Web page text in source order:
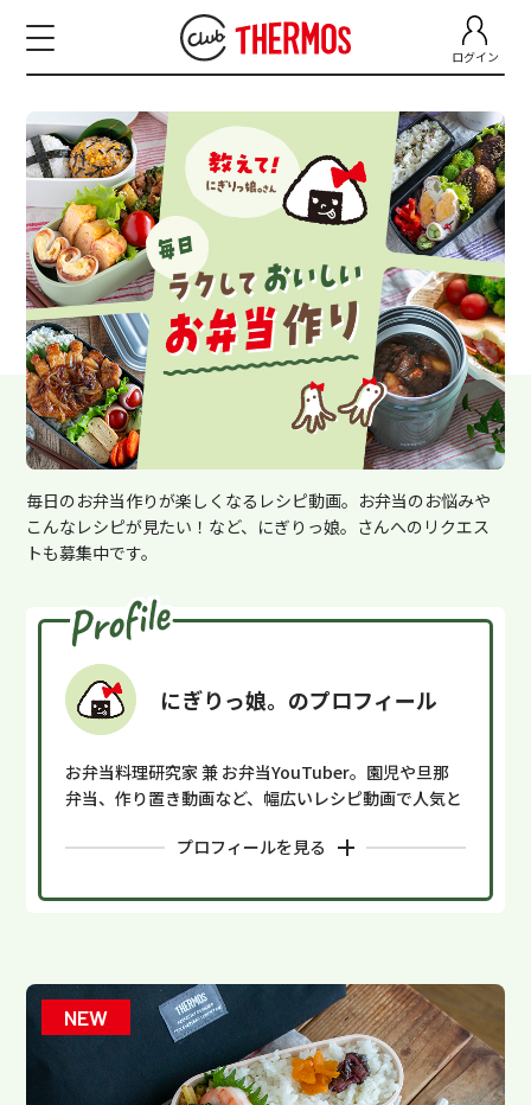
ログイン
毎日のお弁当作りが楽しくなるレシピ動画。お弁当のお悩みや
こんなレシピが見たい！など、にぎりっ娘。さんへのリクエス
トも募集中です。
Profile
にぎりっ娘。のプロフィール
お弁当料理研究家 兼 お弁当YouTuber。園児や旦那
弁当、作り置き動画など、幅広いレシピ動画で人気と
(2024年4月現在)。手に入れやすい材料で作る、簡単
企業のレシピ開発などでも活躍。著書に「頑張らない
YouTube：https://www.youtube.com/@nigiricc
o
Nadia：https://oceans-nadia.com/user/882109
プロフィールを
NEW